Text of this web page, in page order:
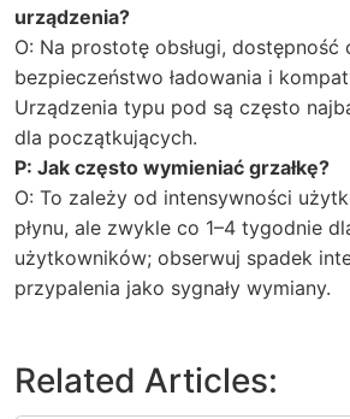
urządzenia?
O: Na prostotę obsługi, dostępność
bezpieczeństwo ładowania i
Urządzenia typu pod są często
dla początkujących.
P: Jak często wymieniać grzałkę?
O: To zależy od intensywności
płynu, ale zwykle co 1–4 tygodnie
użytkowników; obserwuj spadek
przypalenia jako sygnały wymiany.
Related Articles: